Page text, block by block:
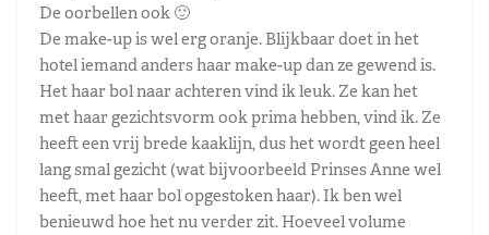
De oorbellen ook 🙂
De make-up is wel erg oranje. Blijkbaar doet in het
hotel iemand anders haar make-up dan ze gewend is.
Het haar bol naar achteren vind ik leuk. Ze kan het
met haar gezichtsvorm ook prima hebben, vind ik. Ze
heeft een vrij brede kaaklijn, dus het wordt geen heel
lang smal gezicht (wat bijvoorbeeld Prinses Anne wel
heeft, met haar bol opgestoken haar). Ik ben wel
benieuwd hoe het nu verder zit. Hoeveel volume